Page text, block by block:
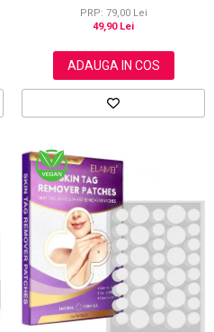
PRP: 79,00 Lei
49,90 Lei
ADAUGA IN COS